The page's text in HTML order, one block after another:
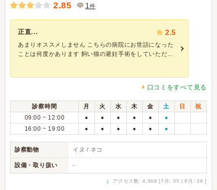
2.85 1件
正直... 2.5
あまりオススメしません こちらの病院にお世話になった
ことは何度かあります 飼い猫の避妊手術をしていただ...
口コミをすべて見る
診察時間 月 火 水 木 金 土 日
祝
09:00 ~ 12:00
● ● ● ● ● ●
16:00 ~ 19:00 ● ● ● ● ● ●
診察動物 イヌ / ネコ
設備・取り扱い -
↓ アクセス数: 4,968 [7月: 35 | 6月: 36 ]